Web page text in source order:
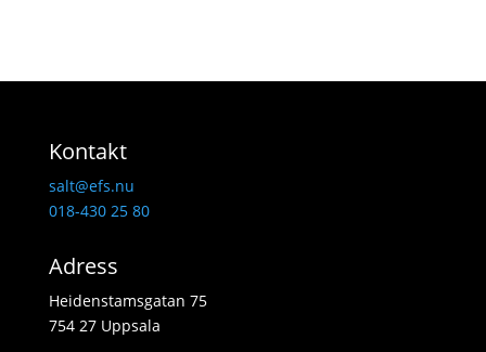
Kontakt
salt@efs.nu
018-430 25 80
Adress
Heidenstamsgatan 75
754 27 Uppsala